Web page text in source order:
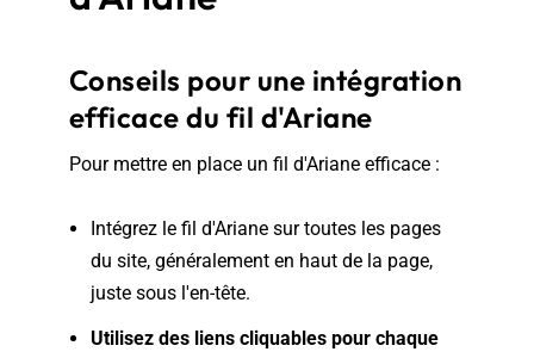
Conseils pour une intégration
efficace du fil d'Ariane
Pour mettre en place un fil d'Ariane efficace :
Intégrez le fil d'Ariane sur toutes les pages
du site, généralement en haut de la page,
juste sous l'en-tête.
Utilisez des liens cliquables pour chaque